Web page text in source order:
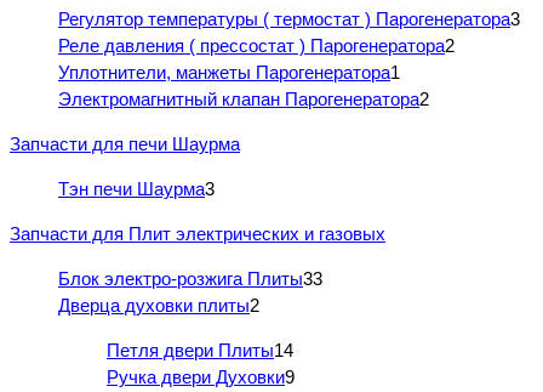
Регулятор температуры ( термостат ) Парогенератора3
Реле давления ( прессостат ) Парогенератора2
Уплотнители, манжеты Парогенератора1
Электромагнитный клапан Парогенератора2
Запчасти для печи Шаурма
Тэн печи Шаурма3
Запчасти для Плит электрических и газовых
Блок электро-розжига Плиты33
Дверца духовки плиты2
Петля двери Плиты14
Ручка двери Духовки9